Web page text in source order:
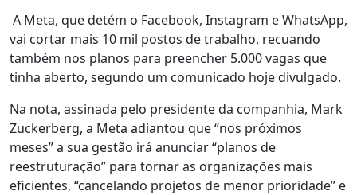
A Meta, que detém o Facebook, Instagram e WhatsApp,
vai cortar mais 10 mil postos de trabalho, recuando
também nos planos para preencher 5.000 vagas que
tinha aberto, segundo um comunicado hoje divulgado.
Na nota, assinada pelo presidente da companhia, Mark
Zuckerberg, a Meta adiantou que “nos próximos
meses” a sua gestão irá anunciar “planos de
reestruturação” para tornar as organizações mais
eficientes, “cancelando projetos de menor prioridade” e